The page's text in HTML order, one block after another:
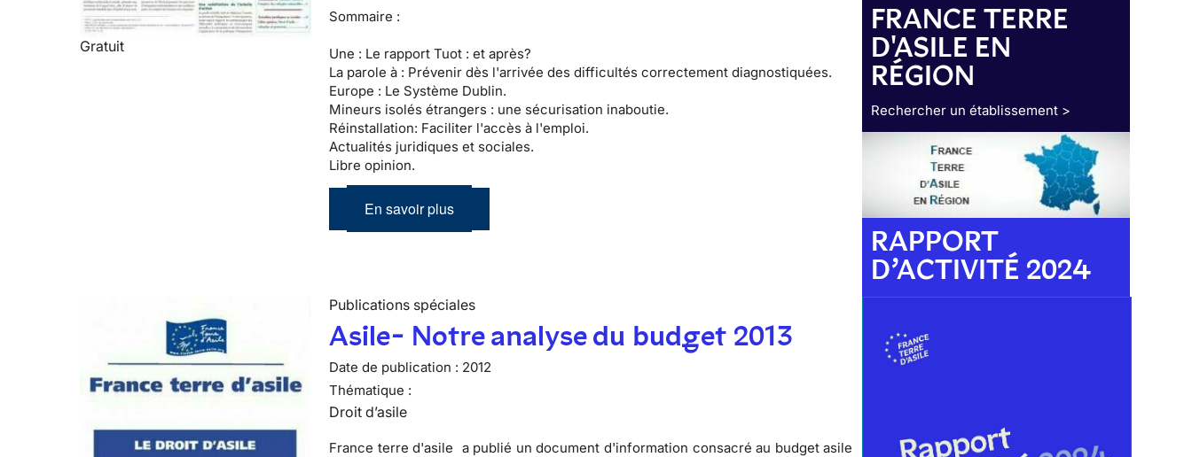
Gratuit
Sommaire :
Une : Le rapport Tuot : et après?
La parole à : Prévenir dès l'arrivée des difficultés correctement diagnostiquées.
Europe : Le Système Dublin.
Mineurs isolés étrangers : une sécurisation inaboutie.
Réinstallation: Faciliter l'accès à l'emploi.
Actualités juridiques et sociales.
Libre opinion.
En savoir plus
Publications spéciales
Asile- Notre analyse du budget 2013
Date de publication : 2012
Thématique :
Droit d’asile
France terre d'asile a publié undocument d'information consacré au budget asile
FRANCE TERRE
D'ASILE EN
RÉGION
Rechercher un établissement >
RAPPORT
D’ACTIVITÉ 2024